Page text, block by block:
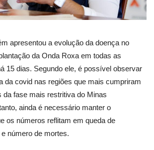
apresentou a evolução da doença no
da Onda Roxa em todas as
15 dias. Segundo ele, é possível observar
da covid nas regiões que mais cumpriram
da fase mais restritiva do Minas
ainda é necessário manter o
os números reflitam em queda de
número de mortes.